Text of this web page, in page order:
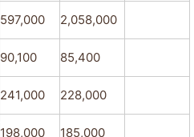
597,000
2,058,000
90,100
85,400
241,000
228,000
198,000
185,000